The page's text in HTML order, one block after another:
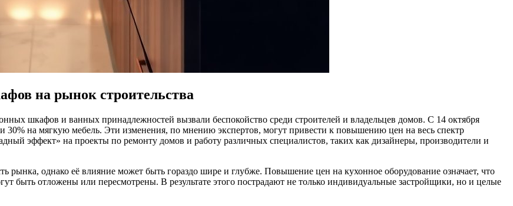
на рынок строительства
шкафов и ванных принадлежностей вызвали беспокойство среди строителей и владельцев домов. С 14 октября
на мягкую мебель. Эти изменения, по мнению экспертов, могут привести к повышению цен на весь спектр
эффект» на проекты по ремонту домов и работу различных специалистов, таких как дизайнеры, производители и
рынка, однако её влияние может быть гораздо шире и глубже. Повышение цен на кухонное оборудование означает, что
быть отложены или пересмотрены. В результате этого пострадают не только индивидуальные застройщики, но и целые